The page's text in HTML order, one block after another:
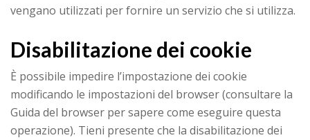
vengano utilizzati per fornire un servizio che si utilizza.
Disabilitazione dei cookie
È possibile impedire l’impostazione dei cookie
modificando le impostazioni del browser (consultare la
Guida del browser per sapere come eseguire questa
operazione). Tieni presente che la disabilitazione dei